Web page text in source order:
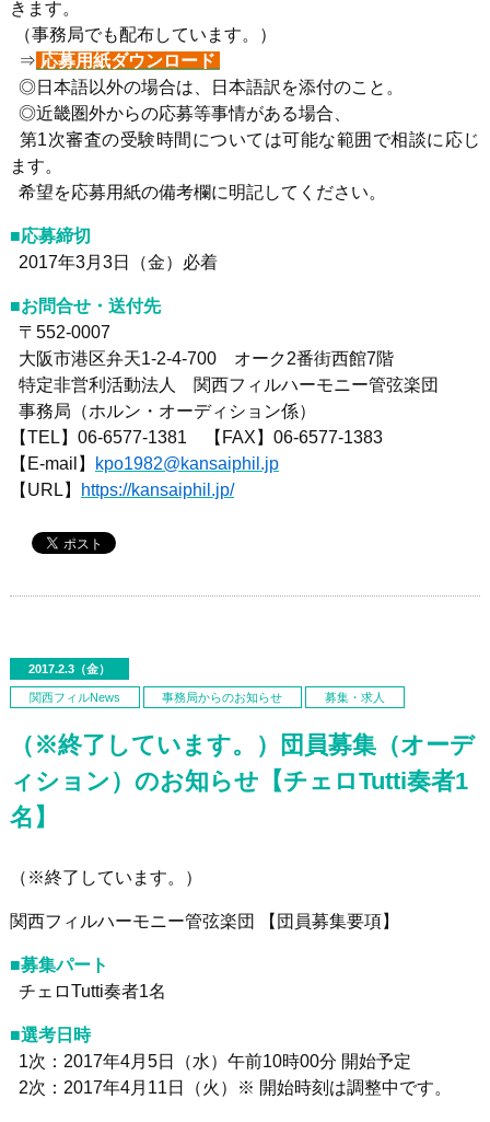
きます。
（事務局でも配布しています。）
⇒ 応募用紙ダウンロード
◎日本語以外の場合は、日本語訳を添付のこと。
◎近畿圏外からの応募等事情がある場合、
第1次審査の受験時間については可能な範囲で相談に応じ
ます。
希望を応募用紙の備考欄に明記してください。
■応募締切
2017年3月3日（金）必着
■お問合せ・送付先
〒552-0007
大阪市港区弁天1-2-4-700 オーク2番街西館7階
特定非営利活動法人 関西フィルハーモニー管弦楽団
事務局（ホルン・オーディション係）
【TEL】06-6577-1381 【FAX】06-6577-1383
【E-mail】
kpo1982@kansaiphil.jp
【URL】
https://kansaiphil.jp/
2017.2.3（金）
関西フィルNews 事務局からのお知らせ 募集・求人
（※終了しています。）団員募集（オーデ
ィション）のお知らせ【チェロTutti奏者1
名】
（※終了しています。）
関西フィルハーモニー管弦楽団 【団員募集要項】
■募集パート
チェロTutti奏者1名
■選考日時
1次：2017年4月5日（水）午前10時00分 開始予定
2次：2017年4月11日（火）※ 開始時刻は調整中です。